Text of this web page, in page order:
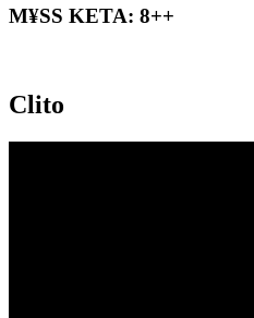
M¥SS KETA: 8++
Clito